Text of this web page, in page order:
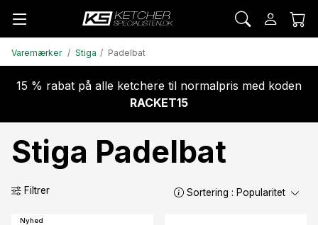
Varemærker Stiga Padelbat
15 % rabat på alle ketchere til normalpris med koden
RACKET15
Stiga Padelbat
Filtrer Sortering : Popularitet
Nyhed